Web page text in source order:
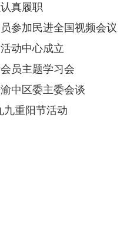
真履职
参加民进全国视频会议
动中心成立
员主题学习会
中区委主委会谈
九重阳节活动